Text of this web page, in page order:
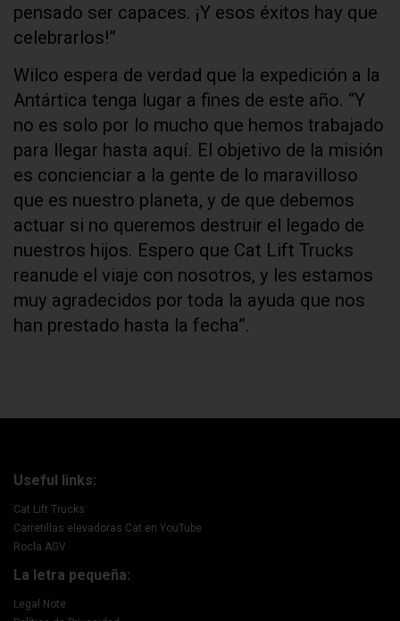
pensado ser capaces. ¡Y esos éxitos hay que
celebrarlos!”
Wilco espera de verdad que la expedición a la
Antártica tenga lugar a fines de este año. “Y
no es solo por lo mucho que hemos trabajado
para llegar hasta aquí. El objetivo de la misión
es concienciar a la gente de lo maravilloso
que es nuestro planeta, y de que debemos
actuar si no queremos destruir el legado de
nuestros hijos. Espero que Cat Lift Trucks
reanude el viaje con nosotros, y les estamos
muy agradecidos por toda la ayuda que nos
han prestado hasta la fecha”.
Useful links:
Cat Lift Trucks
Carretillas elevadoras Cat en YouTube
Rocla AGV
La letra pequeña:
Legal Note